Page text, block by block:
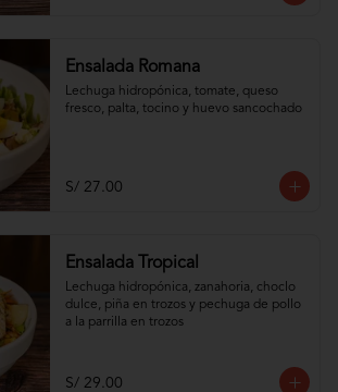
Ensalada Romana
Lechuga hidropónica, tomate, queso
fresco, palta, tocino y huevo sancochado
S/ 27.00
Ensalada Tropical
Lechuga hidropónica, zanahoria, choclo
dulce, piña en trozos y pechuga de pollo
a la parrilla en trozos
S/ 29.00